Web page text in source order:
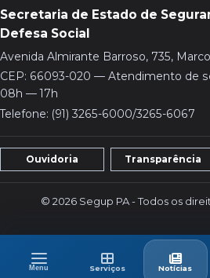
MenuMenu Serviços
ServiçosNotícias
Secretaria de Estado de
Defesa Social
Avenida Almirante Barroso, 735,
CEP: 66093-020 — Atendimento de
08h — 17h
Telefone: (91) 3265-6000/3265-6067
Ouvidoria Transparência
© 2026 Segup PA - Todos os